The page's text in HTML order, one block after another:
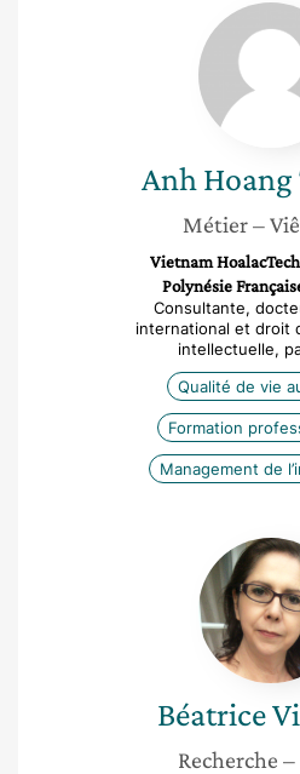
Van
Anh Hoang
Métier–
Vietnam
Polynésie
Consultante,
international et droit
intellectuelle,
Qualité de vie
Formation
Management de
Béatrice
Recherche –